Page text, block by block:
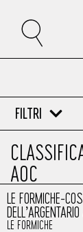
FILTRI
AOC
LE FORMICHE-
LE FORMICHE